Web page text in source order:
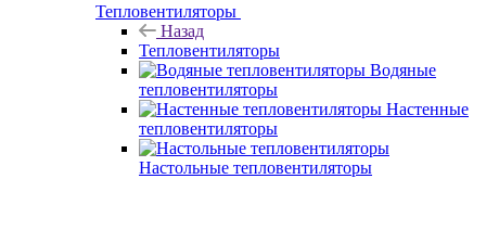
Тепловентиляторы
Назад
Тепловентиляторы
Водяные
тепловентиляторы
Настенные
тепловентиляторы
Настольные тепловентиляторы